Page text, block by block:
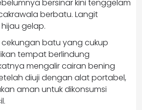
bersinar kini tenggelam
berbatu. Langit
gelap.
cekungan batu yang cukup
tempat berlindung
mengalir cairan bening
diuji dengan alat portabel,
aman untuk dikonsumsi